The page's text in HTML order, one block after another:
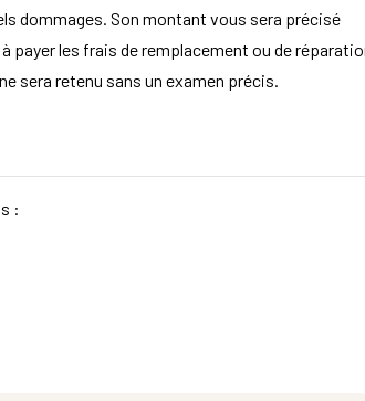
dommages. Son montant vous sera précisé
payer les frais de remplacement ou de
sera retenu sans un examen précis.
: